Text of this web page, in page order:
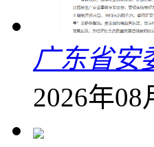
广东省安
2026年08